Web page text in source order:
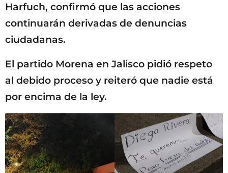
Harfuch, confirmó que las acciones
continuarán derivadas de denuncias
ciudadanas.
El partido Morena en Jalisco pidió respeto
al debido proceso y reiteró que nadie está
por encima de la ley.